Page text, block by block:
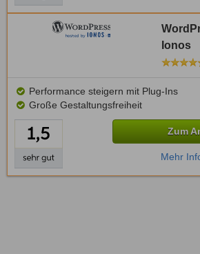
Ionos
Performance steigern mit Plug-Ins
Große Gestaltungsfreiheit
Zum
Mehr